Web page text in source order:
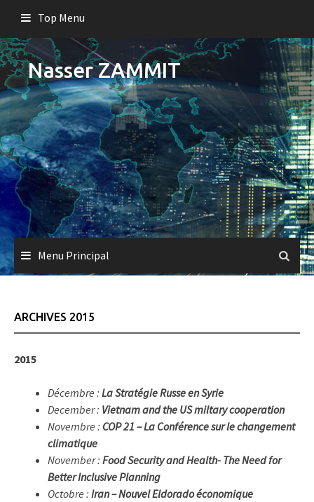
content
Top Menu
Nasser ZAMMIT
Menu Principal
ARCHIVES 2015
2015
Décembre : La Stratégie Russe en Syrie
December : Vietnam and the US miltary cooperation
Novembre : COP 21 – La Conférence sur le changement
climatique
November : Food Security and Health- The Need for
Better Inclusive Planning
Octobre : Iran – Nouvel Eldorado économique